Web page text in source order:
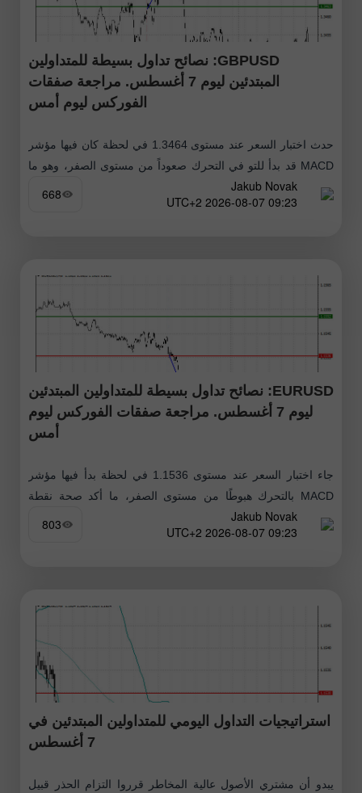
GBPUSD: نصائح تداول بسيطة للمتداولين
المبتدئين ليوم 7 أغسطس. مراجعة صفقات
الفوركس ليوم أمس
حدث اختبار السعر عند مستوى 1.3464 في لحظة كان فيها مؤشر
MACD قد بدأ للتو في التحرك صعوداً من مستوى الصفر، وهو ما
أكد صحة نقطة الدخول لشراء الجنيه الإسترليني
Jakub Novak
09:23 2026-08-07 UTC+2
668
EURUSD: نصائح تداول بسيطة للمتداولين المبتدئين
ليوم 7 أغسطس. مراجعة صفقات الفوركس ليوم
أمس
جاء اختبار السعر عند مستوى 1.1536 في لحظة بدأ فيها مؤشر
MACD بالتحرك هبوطًا من مستوى الصفر، ما أكد صحة نقطة
الدخول لبيع اليورو. ونتيجة لذلك هبط الزوج بمقدار
Jakub Novak
09:23 2026-08-07 UTC+2
803
استراتيجيات التداول اليومي للمتداولين المبتدئين في
7 أغسطس
يبدو أن مشتري الأصول عالية المخاطر قرروا التزام الحذر قبيل